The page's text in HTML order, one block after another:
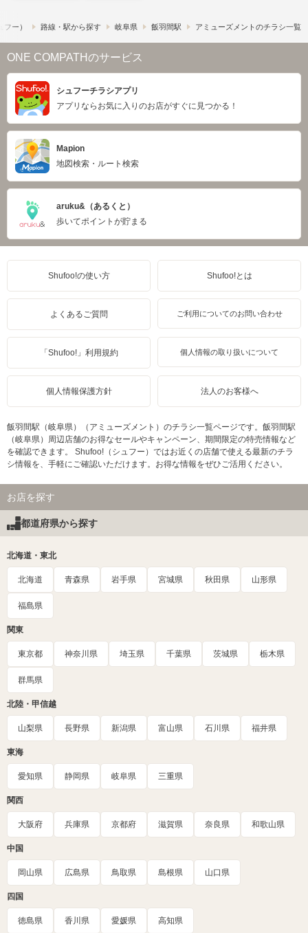
ー） 路線・駅から探す 岐阜県 飯羽間駅 アミューズメントのチラシ一覧
ONE COMPATHのサービス
シュフーチラシアプリ
アプリならお気に入りのお店がすぐに見つかる！
Mapion
地図検索・ルート検索
aruku&（あるくと）
歩いてポイントが貯まる
Shufoo!の使い方 Shufoo!とは
よくあるご質問 ご利用についてのお問い合わせ
「Shufoo!」利用規約 個人情報の取り扱いについて
個人情報保護方針 法人のお客様へ
飯羽間駅（岐阜県）（アミューズメント）のチラシ一覧ページです。飯羽間駅
（岐阜県）周辺店舗のお得なセールやキャンペーン、期間限定の特売情報など
を確認できます。 Shufoo!（シュフー）ではお近くの店舗で使える最新のチラ
シ情報を、手軽にご確認いただけます。お得な情報をぜひご活用ください。
お店を探す
都道府県から探す
北海道・東北
北海道 青森県 岩手県 宮城県 秋田県 山形県
福島県
関東
東京都 神奈川県 埼玉県 千葉県 茨城県 栃木県
群馬県
北陸・甲信越
山梨県 長野県 新潟県 富山県 石川県 福井県
東海
愛知県 静岡県 岐阜県 三重県
関西
大阪府 兵庫県 京都府 滋賀県 奈良県 和歌山県
中国
岡山県 広島県 鳥取県 島根県 山口県
四国
徳島県 香川県 愛媛県 高知県